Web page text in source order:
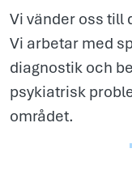
Vi vänder oss till
Vi arbetar med
diagnostik och
psykiatrisk
området.